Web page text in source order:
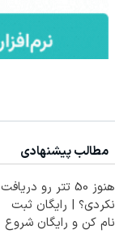
مطالب پیشنهادی
هنوز 50 تتر رو دریافت
نکردی؟ | رایگان ثبت
نام کن و رایگان شروع